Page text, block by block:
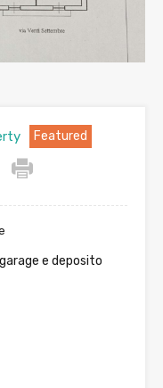
Featured
garage e deposito